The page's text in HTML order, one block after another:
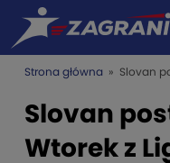
Strona główna » Slovan
Slovan
Wtorek z